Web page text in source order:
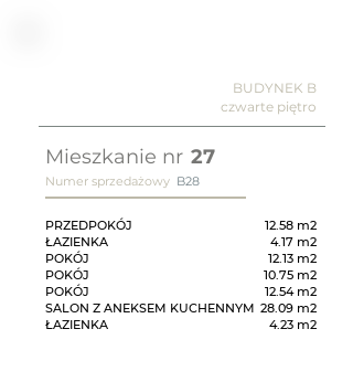
BUDYNEK B
czwarte piętro
Mieszkanie nr 27
Numer sprzedażowy B28
PRZEDPOKÓJ
ŁAZIENKA
POKÓJ
POKÓJ
POKÓJ
SALON Z ANEKSEM KUCHENNYM
ŁAZIENKA
12.58 m2
4.17 m2
12.13 m2
10.75 m2
12.54 m2
28.09 m2
4.23 m2